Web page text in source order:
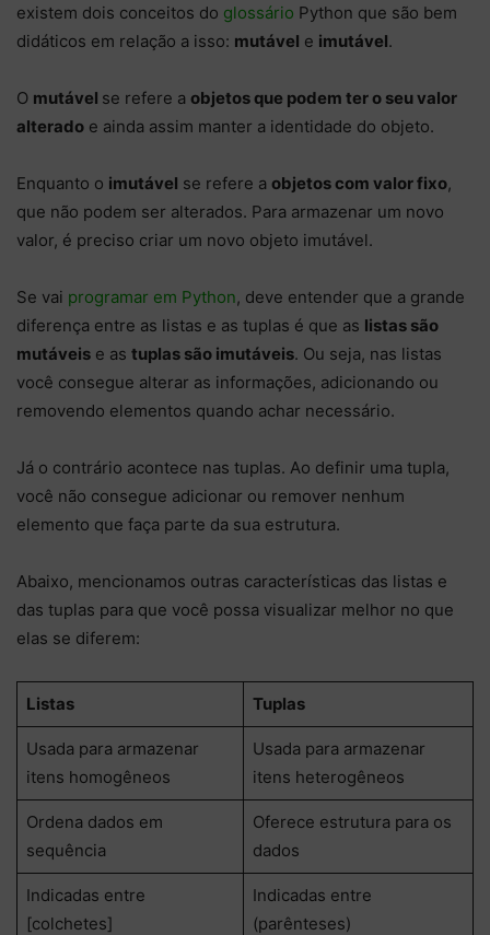
existem dois conceitos do glossário Python que são bem
didáticos em relação a isso: mutável e imutável.
O mutável se refere a objetos que podem ter o seu valor
alterado e ainda assim manter a identidade do objeto.
Enquanto o imutável se refere a objetos com valor fixo,
que não podem ser alterados. Para armazenar um novo
valor, é preciso criar um novo objeto imutável.
Se vai programar em Python, deve entender que a grande
diferença entre as listas e as tuplas é que as listas são
mutáveis e as tuplas são imutáveis. Ou seja, nas listas
você consegue alterar as informações, adicionando ou
removendo elementos quando achar necessário.
Já o contrário acontece nas tuplas. Ao definir uma tupla,
você não consegue adicionar ou remover nenhum
elemento que faça parte da sua estrutura.
Abaixo, mencionamos outras características das listas e
das tuplas para que você possa visualizar melhor no que
elas se diferem:
Listas Tuplas
Usada para armazenar
itens homogêneos
Usada para armazenar
itens heterogêneos
Ordena dados em
sequência
Oferece estrutura para os
dados
Indicadas entre
[colchetes]
Indicadas entre
(parênteses)